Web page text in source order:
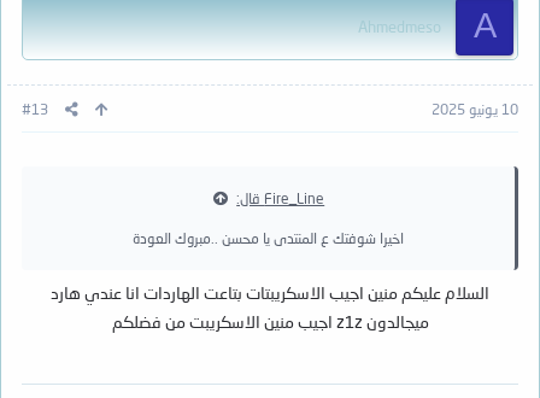
A
Ahmedmeso
10 يونيو 2025 #13
Fire_Line قال:
اخيرا شوفتك ع المنتدى يا محسن ..مبروك العودة
السلام عليكم منين اجيب الاسكريبتات بتاعت الهاردات انا عندي هارد
ميجالدون z1z اجيب منين الاسكريبت من فضلكم